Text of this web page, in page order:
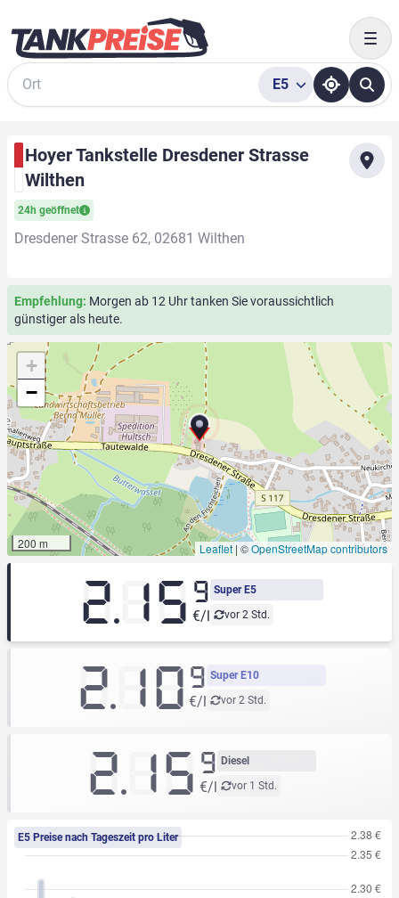
Suche
E5
Hoyer Tankstelle Dresdener Strasse
Wilthen
24h geöffnet
Dresdener Strasse 62, 02681 Wilthen
Empfehlung: Morgen ab 12 Uhr tanken Sie voraussichtlich
günstiger als heute.
+
−
200 m Leaflet | ©OpenStreetMap contributors
Super E5
vor 2 Std.
2.15 9
€/l
Super E10
vor 2 Std.
2.109
€/l
Diesel
vor 1 Std.
2.15 9
€/l
E5 Preise nach Tageszeit pro Liter